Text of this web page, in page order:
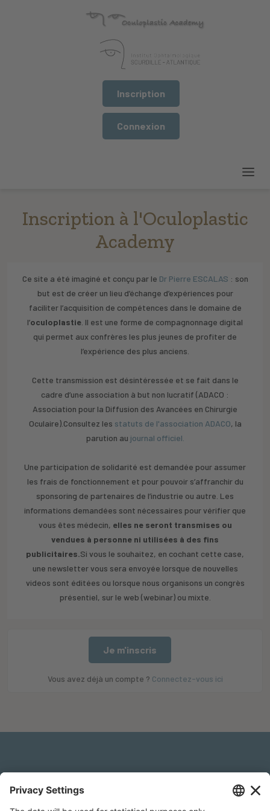
Inscription
Connexion
Inscription à l'Oculoplastic
Academy
Ce site a été imaginé et conçu par le Dr Pierre ESCALAS : son
but est de créer un lieu d’échange d’expériences pour
faciliter l’acquisition de compétences dans le domaine de
l’oculoplastie . Il est une forme de compagnonnage digital
qui permet aux confrères les plus jeunes de profiter de
l’expérience des plus anciens.
Cette transmission est désintéressée et se fait dans le
cadre d’une association à but non lucratif (ADACO :
Association pour la Diffusion des Avancées en Chirurgie
Oculaire).Consultez les statuts de l'association ADACO, la
parution au journal officiel.
Une participation de solidarité est demandée pour assumer
les frais de fonctionnement et pour pouvoir s’affranchir du
sponsoring de partenaires de l’industrie ou autre. Les
informations demandées sont nécessaires pour vérifier que
vous êtes médecin, elles ne seront transmises ou
vendues à personne ni utilisées à des fins
publicitaires.Si vous le souhaitez, en cochant cette case,
une newsletter vous sera envoyée lorsque de nouvelles
videos sont éditées ou lorsque nous organisons un congrès
présentiel, sur le web (webinar) ou mixte.
Je m'inscris
Vous avez déjà un compte ? Connectez-vous ici